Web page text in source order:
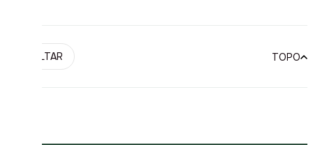
VOLTAR TOPO